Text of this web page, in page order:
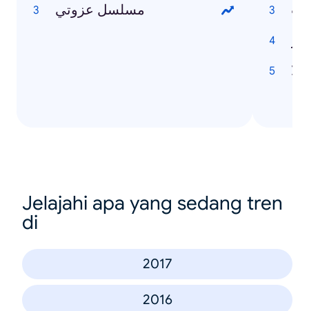
مسلسل عزوتي
Jelajahi apa yang sedang tren
di
2017
2016